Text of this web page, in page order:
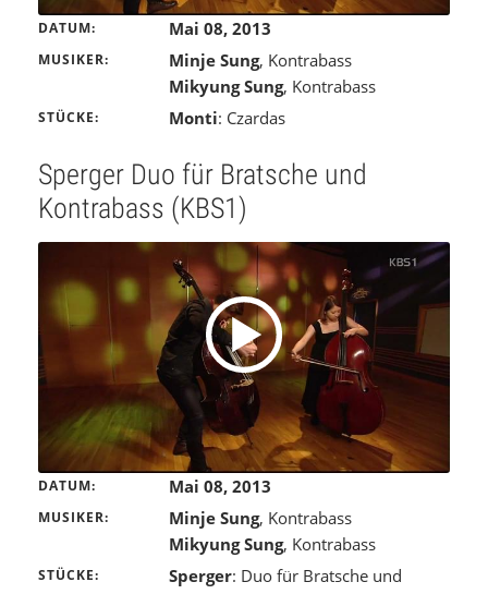
DATUM Mai 08, 2013
MUSIKER Minje Sung, Kontrabass
Mikyung Sung, Kontrabass
STÜCKE Monti: Czardas
Sperger Duo für Bratsche und
Kontrabass (KBS1)
DATUM Mai 08, 2013
MUSIKER Minje Sung, Kontrabass
Mikyung Sung, Kontrabass
STÜCKE Sperger: Duo für Bratsche und